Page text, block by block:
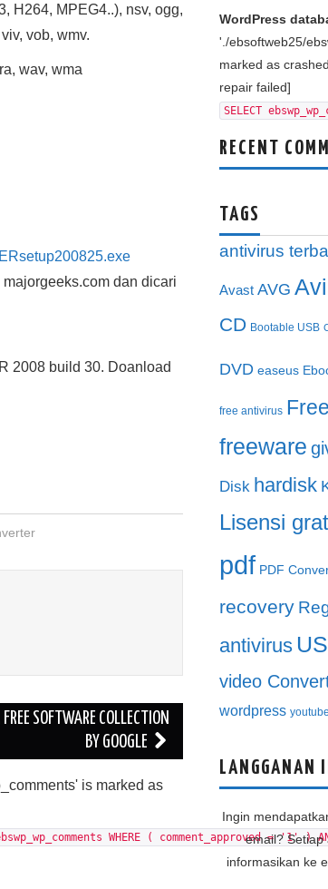
H264, MPEG4..), nsv, ogg,
vob, wmv.
wav, wma
dan dicari
2008 build 30. Doanload
FREE SOFTWARE COLLECTION
BY GOOGLE
is marked as
ebswp_wp_comments WHERE ( comment_approved
WordPress
'./ebsoftweb25/
marked as
repair failed]
SELECT
RECENT
TAGS
antivirus
Avast AVG
CD Bootable USB
DVD easeus
free antivirus
freeware
Disk hardisk
Lisensi
pdf PDF
recovery
antivirus
video
wordpress youtube
LANGGANAN
Ingin
email? Setiap
informasikan ke